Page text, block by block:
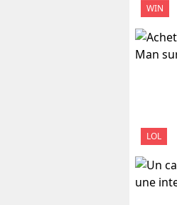
WIN
LOL